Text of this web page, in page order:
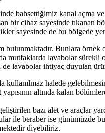
bahsettiğimiz kanal açma
bir cihaz sayesinde tıkanan
sayesinde de bu bölgede
Bunlara
mutfaklarda lavabolar
lavabolar ihtiyaç duyulan
halede
altında kalan
bazı alet ve araçlar
ile beraber ise günümüzde
diyebiliriz.